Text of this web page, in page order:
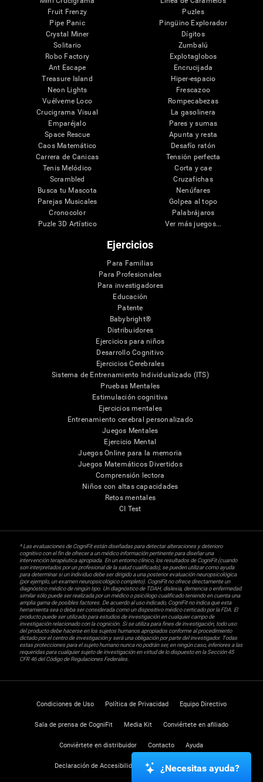
Fruit Frenzy
Pipe Panic
Crystal Miner
Solitario
Robo Factory
Ant Escape
Treasure Island
Neon Lights
Vuélveme Loco
Crucigrama Visual
Emparéjalo
Space Rescue
Caos Matemático
Carrera de Canicas
Tenis Melódico
Scrambled
Busca tu Mascota
Parejas Musicales
Cronocolor
Puzle 3D Artístico
Puzles
Pingüino Explorador
Dígitos
Zumbalú
Explotaglobos
Encrucijada
Hiper-espacio
Frescazoo
Rompecabezas
La gasolinera
Pares y sumas
Apunta y resta
Desafío ratón
Tensión perfecta
Corta y cae
Cruzafichas
Nenúfares
Golpea al topo
Palabrájaros
Ver más juegos...
Ejercicios
Para Familias
Para Profesionales
Para investigadores
Educación
Patente
Babybright®
Distribuidores
Ejercicios para niños
Desarrollo Cognitivo
Ejercicios Cerebrales
Sistema de Entrenamiento Individualizado (ITS)
Pruebas Mentales
Estimulación cognitiva
Ejercicios mentales
Entrenamiento cerebral personalizado
Juegos Mentales
Ejercicio Mental
Juegos Online para la memoria
Juegos Matemáticos Divertidos
Comprensión lectora
Niños con altas capacidades
Retos mentales
CI Test
* Las evaluaciones de CogniFit están diseñadas para detectar alteraciones y deterioro
cognitivo con el fin de ofrecer a un médico información pertinente para diseñar una
intervención terapéutica apropiada. En un entorno clínico, los resultados de CogniFit (cuando
son interpretados por un profesional de la salud cualificado), se pueden utilizar como ayuda
para determinar si un individuo debe ser dirigido a una posterior evaluación neuropsicológica
(por ejemplo, un examen neuropsicológico completo). CogniFit no ofrece directamente un
diagnóstico médico de ningún tipo. Un diagnóstico de TDAH, dislexia, demencia o enfermedad
similar sólo puede ser realizada por un médico o psicólogo cualificado teniendo en cuenta una
amplia gama de posibles factores. De acuerdo al uso indicado, CogniFit no indica que esta
herramienta sea o deba ser considerada como un dispositivo médico certicado por la FDA. El
producto puede ser utilizado para estudios de investigación en cualquier campo de
investigación relacionado con la cognición. Si se utiliza para fines de investigación, todo uso
del producto debe hacerse en los sujetos humanos apropiados conforme al procedimiento
dictado por el centro de investigación y será una obligación por parte del investigador. Todas
estas protecciones para el sujeto humano nunca no podrán ser, en ningún caso, inferiores a las
requeridas para cualquier sujeto de investigación en virtud de lo dispuesto en la Sección 45
CFR 46 del Código de Regulaciones Federales.
Condiciones de Uso Política de Privacidad Equipo Directivo
Sala de prensa de CogniFit Media Kit Conviértete en afiliado
Conviértete en distribuidor Contacto Ayuda
Declaración de Accesibilidad Centro de Confianza
¿Necesitas ayuda?